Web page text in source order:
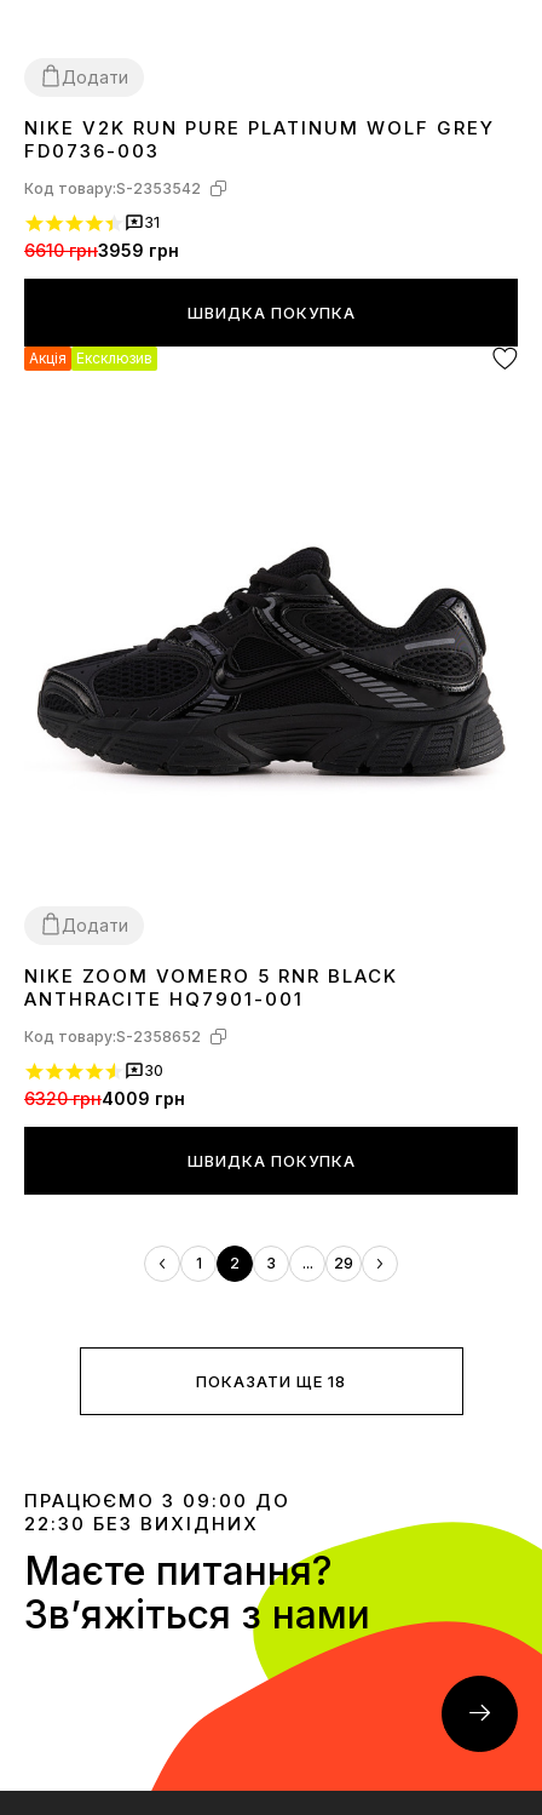
Додати
3637 38394041 42 4344
NIKE V2K RUN PURE PLATINUM WOLF GREY
FD0736-003
Код товару:S-2353542
31
6610 грн3959 грн
ШВИДКА ПОКУПКА
Акція Ексклюзив
Додати
3637 3839404142434445
NIKE ZOOM VOMERO 5 RNR BLACK
ANTHRACITE HQ7901-001
Код товару:S-2358652
30
6320 грн4009 грн
ШВИДКА ПОКУПКА
1 2 3 ... 29
ПОКАЗАТИ ЩЕ 18
ПРАЦЮЄМО З 09:00 ДО
22:30 БЕЗ ВИХІДНИХ
Маєте питання?
Звʼяжіться з нами